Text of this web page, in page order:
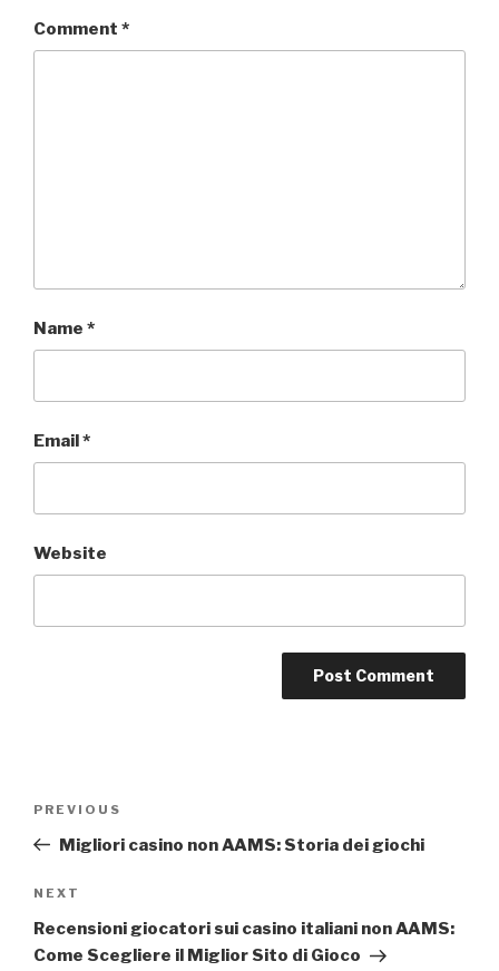
Comment *
Name *
Email*
Website
Previous
Post
PREVIOUS
Migliori casino non AAMS: Storia dei giochi
Next
Post
NEXT
Recensioni giocatori sui casino italiani non AAMS:
Come Scegliere il Miglior Sito di Gioco